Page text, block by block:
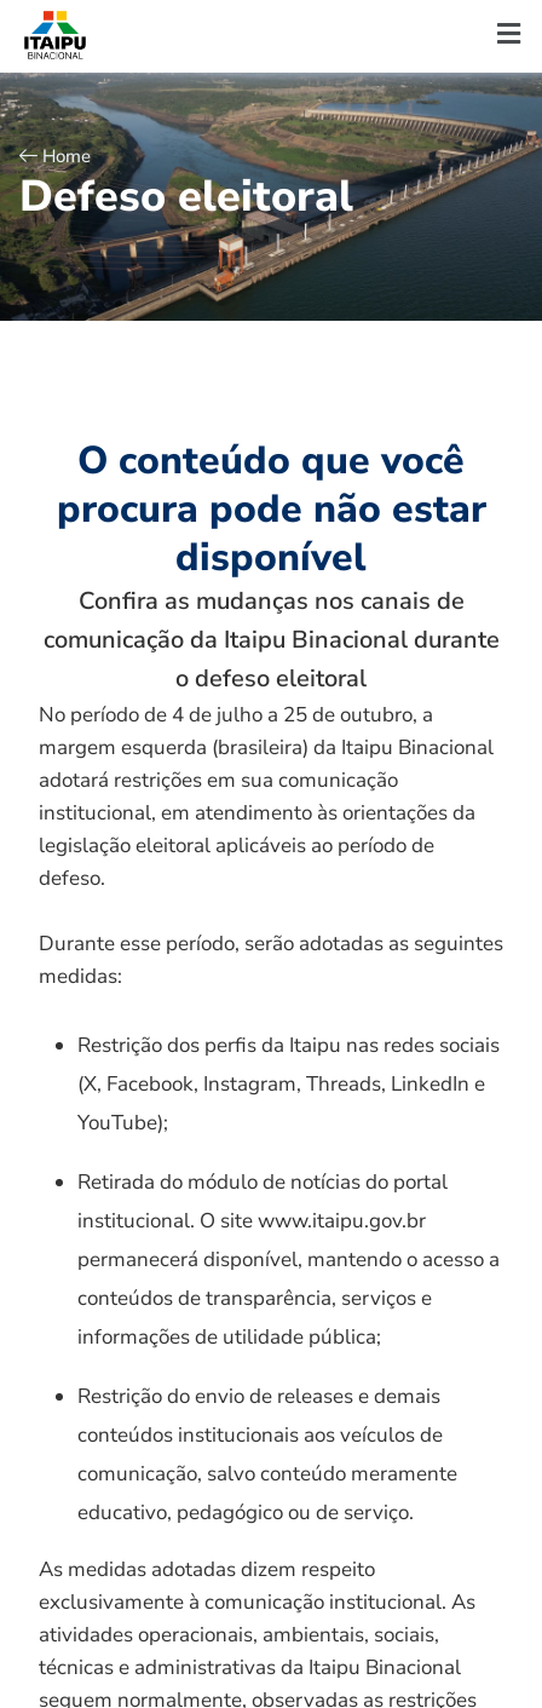
Home
Defeso eleitoral
O conteúdo que você
procura pode não estar
disponível
Confira as mudanças nos canais de
comunicação da Itaipu Binacional durante
o defeso eleitoral
No período de 4 de julho a 25 de outubro, a
margem esquerda (brasileira) da Itaipu Binacional
adotará restrições em sua comunicação
institucional, em atendimento às orientações da
legislação eleitoral aplicáveis ao período de
defeso.
Durante esse período, serão adotadas as seguintes
medidas:
Restrição dos perfis da Itaipu nas redes sociais
(X, Facebook, Instagram, Threads, LinkedIn e
YouTube);
Retirada do módulo de notícias do portal
institucional. O site www.itaipu.gov.br
permanecerá disponível, mantendo o acesso a
conteúdos de transparência, serviços e
informações de utilidade pública;
Restrição do envio de releases e demais
conteúdos institucionais aos veículos de
comunicação, salvo conteúdo meramente
educativo, pedagógico ou de serviço.
As medidas adotadas dizem respeito
exclusivamente à comunicação institucional. As
atividades operacionais, ambientais, sociais,
técnicas e administrativas da Itaipu Binacional
seguem normalmente, observadas as restrições